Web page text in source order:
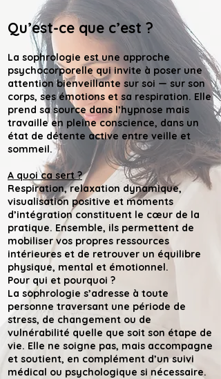
Qu’est-ce que c’est ?
La sophrologie est une approche
psychocorporelle qui invite à poser une
attention bienveillante sur soi — sur son
corps, ses émotions et sa respiration. Elle
prend sa source dans l’hypnose mais
travaille en pleine conscience, dans un
état de détente active entre veille et
sommeil.
A quoi ca sert ?
Respiration, relaxation dynamique,
visualisation positive et moments
d’intégration constituent le cœur de la
pratique. Ensemble, ils permettent de
mobiliser vos propres ressources
intérieures et de retrouver un équilibre
physique, mental et émotionnel.
Pour qui et pourquoi ?
La sophrologie s’adresse à toute
personne traversant une période de
stress, de changement ou de
vulnérabilité quelle que soit son étape de
vie. Elle ne soigne pas, mais accompagne
et soutient, en complément d’un suivi
médical ou psychologique si nécessaire.